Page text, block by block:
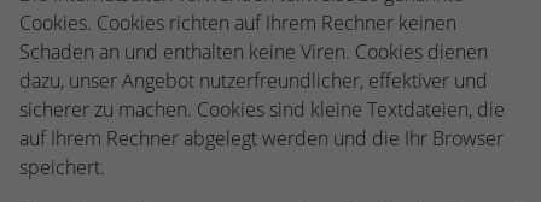
Cookies. Cookies richten auf Ihrem Rechner keinen
Schaden an und enthalten keine Viren. Cookies dienen
dazu, unser Angebot nutzerfreundlicher, effektiver und
sicherer zu machen. Cookies sind kleine Textdateien, die
auf Ihrem Rechner abgelegt werden und die Ihr Browser
speichert.